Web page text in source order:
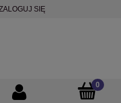
SIĘ